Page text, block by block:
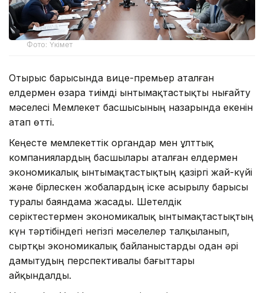
Фото: Үкімет
Отырыс барысында вице-премьер аталған
елдермен өзара тиімді ынтымақтастықты нығайту
мәселесі Мемлекет басшысының назарында екенін
атап өтті.
Кеңесте мемлекеттік органдар мен ұлттық
компаниялардың басшылары аталған елдермен
экономикалық ынтымақтастықтың қазіргі жай-күйі
және бірлескен жобалардың іске асырылу барысы
туралы баяндама жасады. Шетелдік
серіктестермен экономикалық ынтымақтастықтың
күн тәртібіндегі негізгі мәселелер талқыланып,
сыртқы экономикалық байланыстарды одан әрі
дамытудың перспективалы бағыттары
айқындалды.